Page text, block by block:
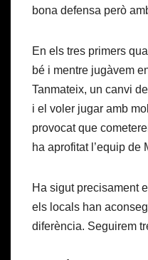
bona defensa però
En els tres primers
bé i mentre jugàvem
Tanmateix, un canvi
i el voler jugar amb
provocat que
ha aprofitat l’equip de
Ha sigut precisament
els locals han
diferència. Seguirem